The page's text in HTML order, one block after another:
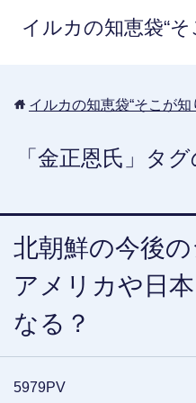
イルカの知恵袋“
イルカの知恵袋“そこが知
「金正恩氏」タ
北朝鮮の今後
アメリカや日
なる？
5979PV